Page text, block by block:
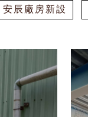
安辰廠房新設